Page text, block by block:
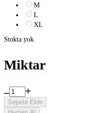
M
L
XL
Stokta yok
Miktar
Sepete Ekle